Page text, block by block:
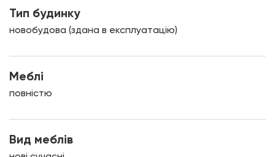
Тип будинку
новобудова (здана в експлуатацію)
Меблі
повністю
Вид меблів